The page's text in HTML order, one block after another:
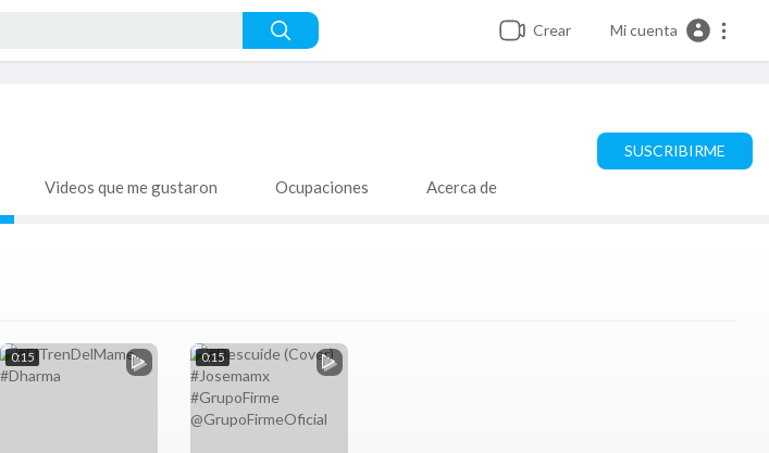
Crear Mi cuenta
SUSCRIBIRME
Videos que me gustaron Ocupaciones Acerca de
0:15 0:15